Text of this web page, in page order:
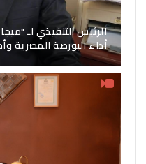
الرئيس التنفيذي لـ
أداء البورصة المصرية